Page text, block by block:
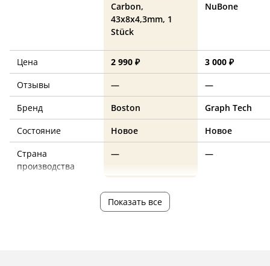
Carbon,
43x8x4,3mm, 1
Stück
NuBone
Цена 2 990 ₽
3 000 ₽
Отзывы
—
—
Бренд
Boston
Graph Tech
Состояние
Новое
Новое
Страна
производства
— —
Показать все